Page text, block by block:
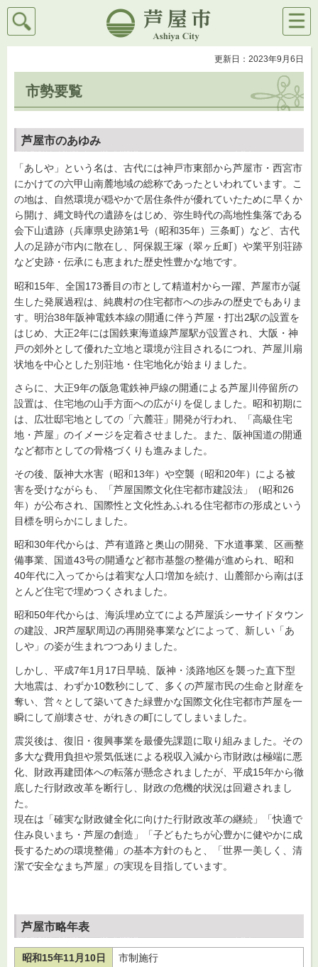
芦屋市
検索
メニ
ュー
更新日：2023年9月6日
市勢要覧
芦屋市のあゆみ
「あしや」という名は、古代には神戸市東部から芦屋市・西宮市
にかけての六甲山南麓地域の総称であったといわれています。こ
の地は、自然環境が穏やかで居住条件が優れていたために早くか
ら開け、縄文時代の遺跡をはじめ、弥生時代の高地性集落である
会下山遺跡（兵庫県史跡第1号（昭和35年）三条町）など、古代
人の足跡が市内に散在し、阿保親王塚（翠ヶ丘町）や業平別荘跡
など史跡・伝承にも恵まれた歴史性豊かな地です。
昭和15年、全国173番目の市として精道村から一躍、芦屋市が誕
生した発展過程は、純農村の住宅都市への歩みの歴史でもありま
す。明治38年阪神電鉄本線の開通に伴う芦屋・打出2駅の設置を
はじめ、大正2年には国鉄東海道線芦屋駅が設置され、大阪・神
戸の郊外として優れた立地と環境が注目されるにつれ、芦屋川扇
状地を中心とした別荘地・住宅地化が始まりました。
さらに、大正9年の阪急電鉄神戸線の開通による芦屋川停留所の
設置は、住宅地の山手方面への広がりを促しました。昭和初期に
は、広壮邸宅地としての「六麓荘」開発が行われ、「高級住宅
地・芦屋」のイメージを定着させました。また、阪神国道の開通
など都市としての骨格づくりも進みました。
その後、阪神大水害（昭和13年）や空襲（昭和20年）による被
害を受けながらも、「芦屋国際文化住宅都市建設法」（昭和26
年）が公布され、国際性と文化性あふれる住宅都市の形成という
目標を明らかにしました。
昭和30年代からは、芦有道路と奥山の開発、下水道事業、区画整
備事業、国道43号の開通など都市基盤の整備が進められ、昭和
40年代に入ってからは着実な人口増加を続け、山麓部から南はほ
とんど住宅で埋めつくされました。
昭和50年代からは、海浜埋め立てによる芦屋浜シーサイドタウン
の建設、JR芦屋駅周辺の再開発事業などによって、新しい「あ
しや」の姿が生まれつつありました。
しかし、平成7年1月17日早暁、阪神・淡路地区を襲った直下型
大地震は、わずか10数秒にして、多くの芦屋市民の生命と財産を
奪い、営々として築いてきた緑豊かな国際文化住宅都市芦屋を一
瞬にして崩壊させ、がれきの町にしてしまいました。
震災後は、復旧・復興事業を最優先課題に取り組みました。その
多大な費用負担や景気低迷による税収入減から市財政は極端に悪
化、財政再建団体への転落が懸念されましたが、平成15年から徹
底した行財政改革を断行し、財政の危機的状況は回避されまし
た。
現在は「確実な財政健全化に向けた行財政改革の継続」「快適で
住み良いまち・芦屋の創造」「子どもたちが心豊かに健やかに成
長するための環境整備」の基本方針のもと、「世界一美しく、清
潔で安全なまち芦屋」の実現を目指しています。
芦屋市略年表
昭和15年11月10日
市制施行